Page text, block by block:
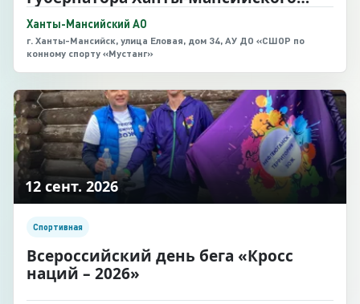
автономного округа – Югры»
Ханты-Мансийский АО
г. Ханты-Мансийск, улица Еловая, дом 34, АУ ДО «СШОР по
конному спорту «Мустанг»
12 сент. 2026
Спортивная
Всероссийский день бега «Кросс
наций – 2026»